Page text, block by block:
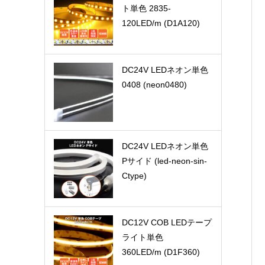
ト単色 2835-
120LED/m (D1A120)
DC24V LEDネオン単色
0408 (neon0480)
DC24V LEDネオン単色
Pサイド (led-neon-sin-
Ctype)
DC12V COB LEDテープ
ライト単色
360LED/m (D1F360)